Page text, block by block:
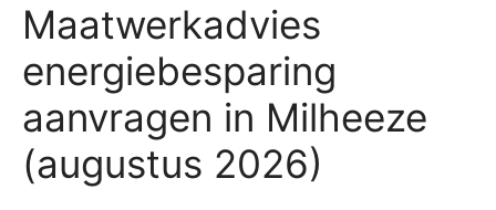
Maatwerkadvies
energiebesparing
aanvragen in Milheeze
(augustus 2026)